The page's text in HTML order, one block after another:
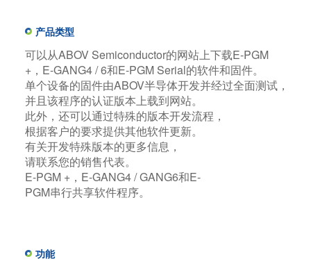
产品类型
可以从ABOV Semiconductor的网站上下载E-PGM
+，E-GANG4 / 6和E-PGM Serial的软件和固件。
单个设备的固件由ABOV半导体开发并经过全面测试，
并且该程序的认证版本上载到网站。
此外，还可以通过特殊的版本开发流程，
根据客户的要求提供其他软件更新。
有关开发特殊版本的更多信息，
请联系您的销售代表。
E-PGM +，E-GANG4 / GANG6和E-
PGM串行共享软件程序。
功能